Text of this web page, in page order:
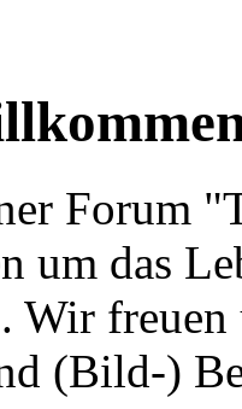
Forum
um das
Wir freuen
(Bild-)